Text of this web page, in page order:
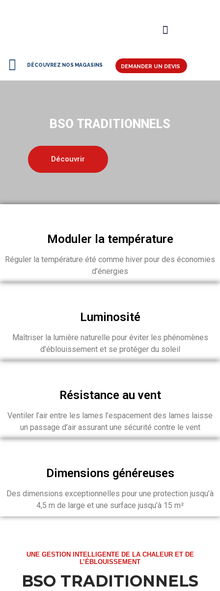
DÉCOUVREZ NOS MAGASINS DEMANDER UN DEVIS
BSO TRADITIONNELS
Découvrir
Moduler la température
Réguler la température été comme hiver pour des économies
d’énergies
Luminosité
Maîtriser la lumière naturelle pour éviter les phénomènes
d’éblouissement et se protéger du soleil
Résistance au vent
Ventiler l’air entre les lames l’espacement des lames laisse
un passage d’air assurant une sécurité contre le vent
Dimensions généreuses
Des dimensions exceptionnelles pour une protection jusqu’à
4,5 m de large et une surface jusqu’à 15 m²
UNE GESTION INTELLIGENTE DE LA CHALEUR ET DE
L’ÉBLOUISSEMENT
BSO TRADITIONNELS